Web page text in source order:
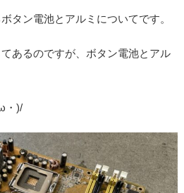
タン電池とアルミについてです。
あるのですが、ボタン電池とアル
・)/